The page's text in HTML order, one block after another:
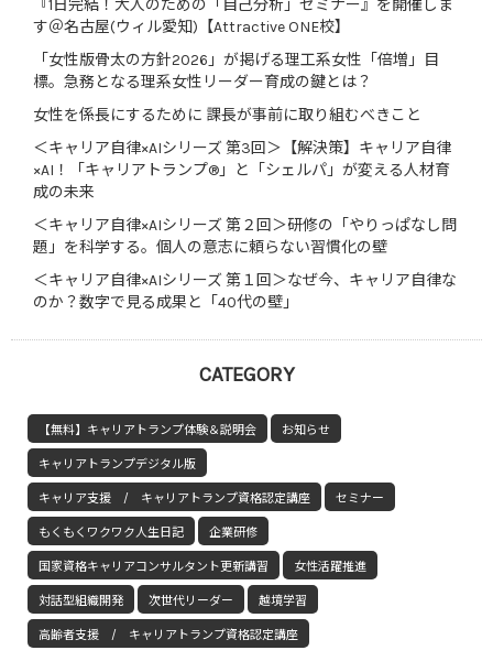
『1日完結！大人のための「自己分析」セミナー』を開催しま
す＠名古屋(ウィル愛知)【Attractive ONE校】
「女性版骨太の方針2026」が掲げる理工系女性「倍増」目
標。急務となる理系女性リーダー育成の鍵とは？
女性を係長にするために 課長が事前に取り組むべきこと
＜キャリア自律×AIシリーズ 第3回＞【解決策】キャリア自律
×AI！「キャリアトランプ®」と「シェルパ」が変える人材育
成の未来
＜キャリア自律×AIシリーズ 第２回＞研修の「やりっぱなし問
題」を科学する。個人の意志に頼らない習慣化の壁
＜キャリア自律×AIシリーズ 第１回＞なぜ今、キャリア自律な
のか？数字で見る成果と「40代の壁」
CATEGORY
【無料】キャリアトランプ体験＆説明会 お知らせ
キャリアトランプデジタル版
キャリア支援 / キャリアトランプ資格認定講座 セミナー
もくもくワクワク人生日記 企業研修
国家資格キャリアコンサルタント更新講習 女性活躍推進
対話型組織開発 次世代リーダー 越境学習
高齢者支援 / キャリアトランプ資格認定講座